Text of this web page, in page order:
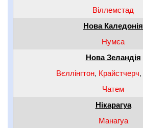
Віллемстад
Нова Каледонія
Нумєа
Нова Зеландія
Вєллінгтон, Крайстчерч,
Чатем
Нікарагуа
Манагуа